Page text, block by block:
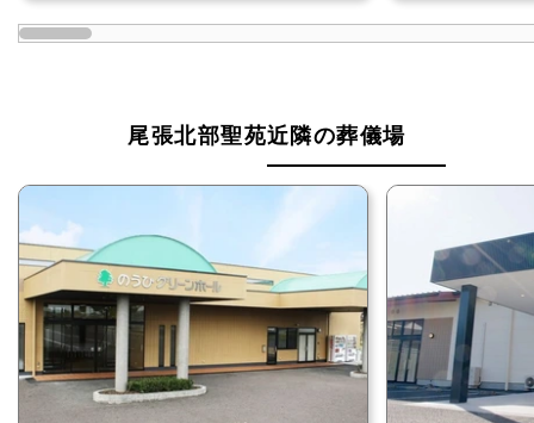
そのため、仏教で、菩提寺を持たない場合でも、仏教
尾張北部聖苑には、140ほど収容できる
大型の式場が
あります。
式場内をスライディングウォールで仕切れば、60名ほ
どの中規模会場にすることも可能です。
尾張北部聖苑近隣の葬儀場